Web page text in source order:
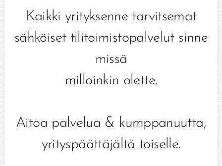
Kaikki yrityksenne tarvitsemat
sähköiset tilitoimistopalvelut sinne
missä
milloinkin olette.
Aitoa palvelua & kumppanuutta,
yrityspäättäjältä toiselle.